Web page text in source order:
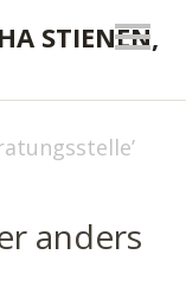
STIENEN,
’
anders